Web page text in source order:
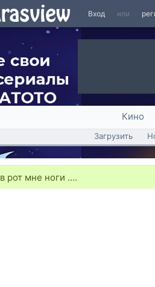
Вход или
Кино
Загрузить
в рот мне ноги ....